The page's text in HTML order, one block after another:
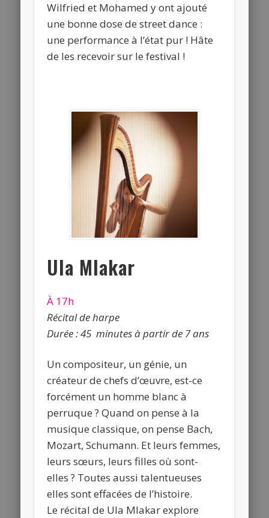
Wilfried et Mohamed y ont ajouté
une bonne dose de street dance :
une performance à l’état pur ! Hâte
de les recevoir sur le festival !
Ula Mlakar
À 17h
Récital de harpe
Durée : 45 minutes à partir de 7 ans
Un compositeur, un génie, un
créateur de chefs d’œuvre, est-ce
forcément un homme blanc à
perruque ? Quand on pense à la
musique classique, on pense Bach,
Mozart, Schumann. Et leurs femmes,
leurs sœurs, leurs filles où sont-
elles ? Toutes aussi talentueuses
elles sont effacées de l’histoire.
Le récital de Ula Mlakar explore